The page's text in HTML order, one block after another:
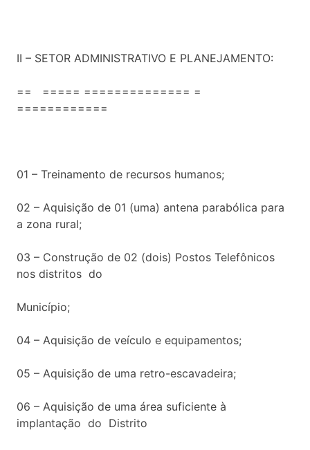
II – SETOR ADMINISTRATIVO E PLANEJAMENTO:
== ===== ============== =
============
01 – Treinamento de recursos humanos;
02 – Aquisição de 01 (uma) antena parabólica para
a zona rural;
03 – Construção de 02 (dois) Postos Telefônicos
nos distritos do
Município;
04 – Aquisição de veículo e equipamentos;
05 – Aquisição de uma retro-escavadeira;
06 – Aquisição de uma área suficiente à
implantação do Distrito